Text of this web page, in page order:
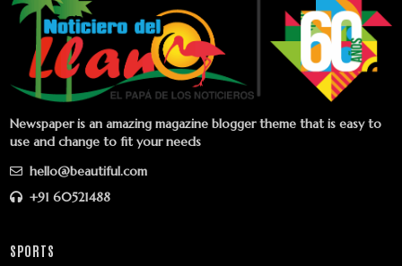
Newspaper is an amazing magazine blogger theme that is easy to
use and change to fit your needs
hello@beautiful.com
+91 60521488
SPORTS